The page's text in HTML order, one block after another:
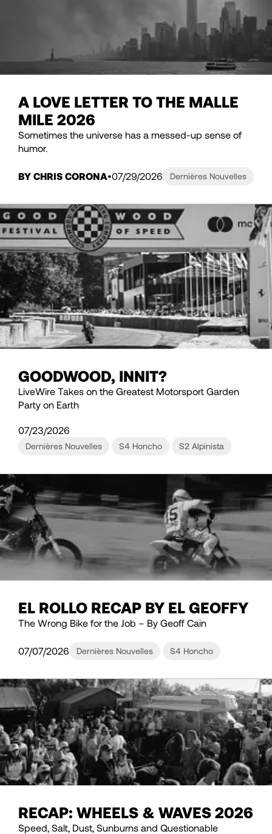
A LOVE LETTER TO THE MALLE
MILE 2026
Sometimes the universe has a messed-up sense of
humor.
BY CHRIS CORONA 07/29/2026 Dernières Nouvelles
GOODWOOD, INNIT?
LiveWire Takes on the Greatest Motorsport Garden
Party on Earth
07/23/2026
Dernières Nouvelles S4 Honcho S2 Alpinista
EL ROLLO RECAP BY EL GEOFFY
The Wrong Bike for the Job – By Geoff Cain
07/07/2026 Dernières Nouvelles S4 Honcho
RECAP: WHEELS & WAVES 2026
Speed, Salt, Dust, Sunburns and Questionable